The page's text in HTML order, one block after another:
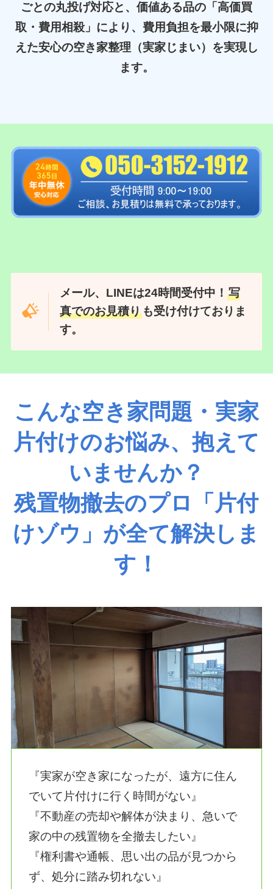
ごとの丸投げ対応と、価値ある品の「高価買
取・費用相殺」により、費用負担を最小限に抑
えた安心の空き家整理（実家じまい）を実現し
ます。
メール、LINEは24時間受付中！ 写
真でのお見積りも受け付けておりま
す。
こんな空き家問題・実家
片付けのお悩み、抱えて
いませんか？
残置物撤去のプロ「片付
けゾウ」が全て解決しま
す！
『実家が空き家になったが、遠方に住ん
でいて片付けに行く時間がない』
『不動産の売却や解体が決まり、急いで
家の中の残置物を全撤去したい』
『権利書や通帳、思い出の品が見つから
ず、処分に踏み切れない』